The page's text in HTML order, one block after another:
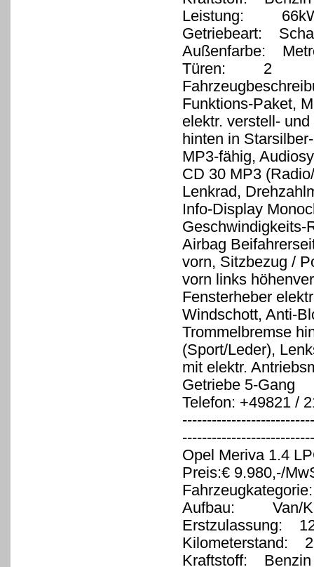
Leistung:
Getriebeart:
Außenfarbe:
Türen: 2
Funktions-Paket,
elektr. verstell-
hinten in
MP3-fähig,
CD 30 MP3
Lenkrad,
Info-Display
Geschwindigkeits-
Airbag
vorn, Sitzbezug /
vorn links
Fensterheber
Windschott, Anti-
Trommelbremse
(Sport/Leder),
mit elektr.
Getriebe 5-Gang
Telefon: +49821 /
Opel Meriva 1.4
Preis:€ 9.980,-/
Aufbau: Van/
Erstzulassung:
Kilometerstand:
Kraftstoff: Benzin